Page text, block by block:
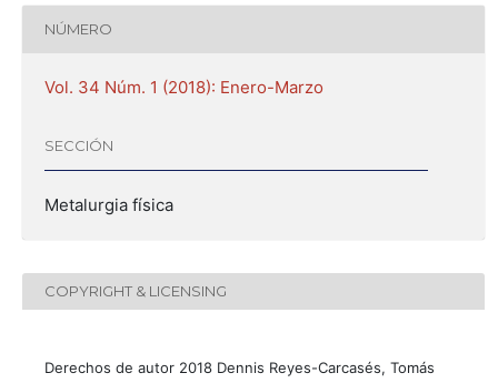
NÚMERO
Vol. 34 Núm. 1 (2018): Enero-Marzo
SECCIÓN
Metalurgia física
COPYRIGHT & LICENSING
Derechos de autor 2018 Dennis Reyes-Carcasés, Tomás